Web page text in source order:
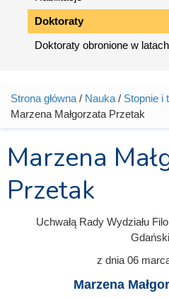
Doktoraty
Doktoraty obronione w
Jesteś tutaj
Strona główna / Nauka / Stopnie i
Marzena Małgorzata Przetak
Marzena
Przetak
Uchwałą Rady Wydziału
z dnia 06
Marzena